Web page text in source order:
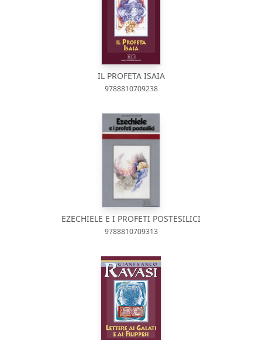
IL PROFETA ISAIA
9788810709238
EZECHIELE E I PROFETI POSTESILICI
9788810709313